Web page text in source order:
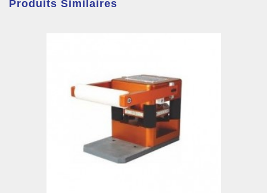
Produits Similaires